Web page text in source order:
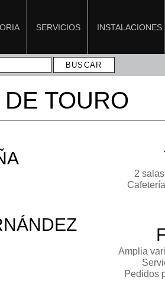
SERVICIOS INSTALACIONES
TOURO
2
Amplia
Pedidos